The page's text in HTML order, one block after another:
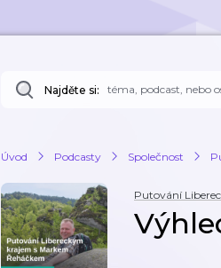
Najděte si:
Úvod Podcasty Společnost
Putování